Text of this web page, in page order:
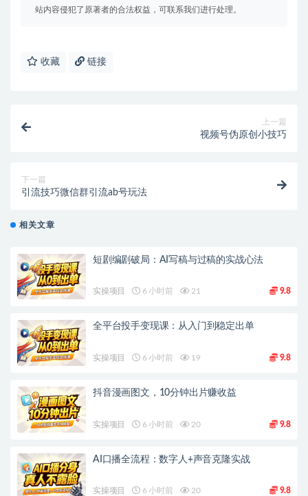
站内容侵犯了原著者的合法权益，可联系我们进行处理。
收藏 链接
上一篇
视频号伪原创小技巧
下一篇
引流技巧微信群引流ab号玩法
相关文章
短剧编剧破局：AI写稿与过稿的实战心法
实操项目 6 小时前 21 9.8
全平台投手变现课：从入门到稳定出单
实操项目 6 小时前 19 9.8
抖音漫画图文，10分钟出片赚收益
实操项目 6 小时前 20 9.8
AI口播全流程：数字人+声音克隆实战
实操项目 6 小时前 20 9.8